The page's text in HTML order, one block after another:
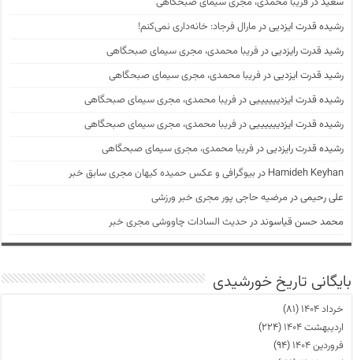
رشیده قدرت ایزدییدرمارال فرجاد: خانه‌داری نمی‌کنم!
رشید قدرت رایزدییدرفریبا محمدی، مجری سیمای صبحگاهی
رشید قدرت ایزدییدرفریبا محمدی، مجری سیمای صبحگاهی
رشیده قدرت ایزدیییییییدرفریبا محمدی، مجری سیمای صبحگاهی
رشیده قدرت ایزدیییییییدرفریبا محمدی، مجری سیمای صبحگاهی
رشیده قدرت رایزدییدرفریبا محمدی، مجری سیمای صبحگاهی
Hamideh Keyhan در بیوگرافی و عکس حمیده کیهان مجری سابق خبر
علی رحیمیدرمرضیه حاجی پور مجری خبر ورزشی
محمد حسن قیاسونددر حدیث السادات چاووشی مجری خبر
بایگانی تاریخ خورشیدی
خرداد ۱۴۰۴
(۸۱)
اردیبهشت ۱۴۰۴
(۲۲۴)
فروردین ۱۴۰۴
(۹۴)